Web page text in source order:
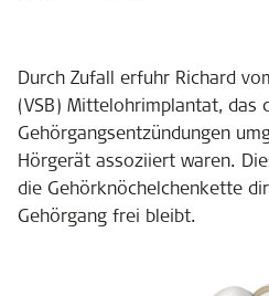
Durch Zufall erfuhr Richard
(VSB) Mittelohrimplantat, das
Gehörgangsentzündungen
Hörgerät assoziiert waren.
die Gehörknöchelchenkette
Gehörgang frei bleibt.